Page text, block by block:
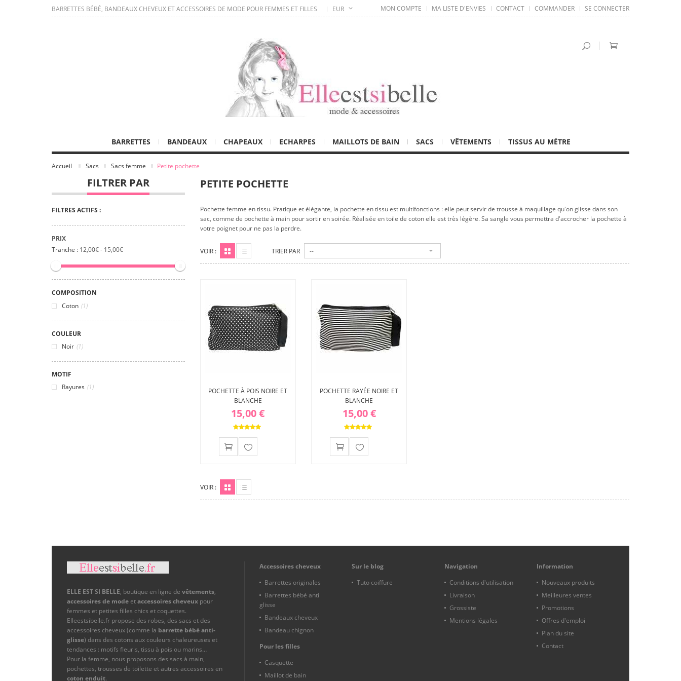
BARRETTES BÉBÉ, BANDEAUX CHEVEUX ET ACCESSOIRES DE MODE POUR FEMMES ET FILLES EUR MON COMPTE MA LISTE D'ENVIES CONTACT COMMANDER SE CONNECTER
BARRETTES BANDEAUX CHAPEAUX ECHARPES MAILLOTS DE BAIN SACS VÊTEMENTS TISSUS AU MÈTRE
Accueil Sacs Sacs femme Petite pochette
FILTRER PAR
FILTRES ACTIFS :
PRIX
Tranche : 12,00€ - 15,00€
COMPOSITION
Coton (1)
COULEUR
Noir (1)
MOTIF
Rayures (1)
PETITE POCHETTE
Pochette femme en tissu. Pratique et élégante, la pochette en tissu est multifonctions : elle peut servir de trousse à maquillage qu'on glisse dans son
sac, comme de pochette à main pour sortir en soirée. Réalisée en toile de coton elle est très légère. Sa sangle vous permettra d'accrocher la pochette à
votre poignet pour ne pas la perdre.
VOIR :
TRIER PAR --
POCHETTE À POIS NOIRE ET
BLANCHE
15,00 €
liste
d'envies
POCHETTE RAYÉE NOIRE ET
BLANCHE
15,00 €
VOIR :
ELLE EST SI BELLE, boutique en ligne de vêtements,
accessoires de mode etaccessoires cheveux pour
femmes et petites filles chics et coquettes.
Elleestsibelle.fr propose des robes, des sacs et des
accessoires cheveux (comme la barrette bébé anti-
glisse) dans des cotons aux couleurs chaleureuses et
tendances : motifs fleuris, tissu à pois ou marins…
Pour la femme, nous proposons des sacs à main,
pochettes, trousses de toilette et autres accessoires en
coton enduit.
Accessoires cheveux
Barrettes originales
Barrettes bébé anti
glisse
Bandeaux cheveux
Bandeau chignon
Pour les filles
Casquette
Maillot de bain
Sur le blog
Tuto coiffure
Navigation
Conditions d'utilisation
Livraison
Grossiste
Mentions légales
Information
Nouveaux produits
Meilleures ventes
Promotions
Offres d'emploi
Plan du site
Contact